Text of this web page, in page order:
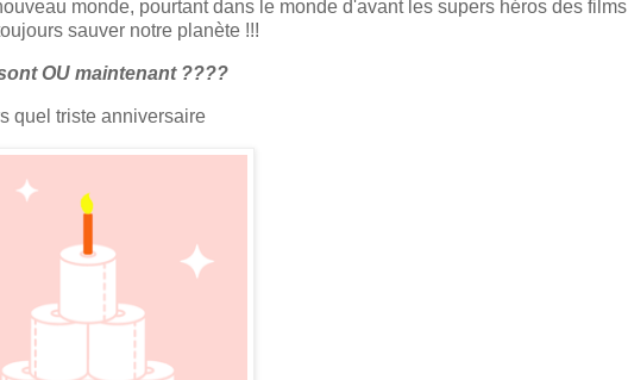
monde, pourtant dans le monde d'avant les supers héros des films
sauver notre planète !!!
OU maintenant ????
quel triste anniversaire